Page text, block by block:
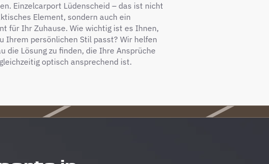
Einzelcarport Lüdenscheid – das ist nicht
Element, sondern auch ein
für Ihr Zuhause. Wie wichtig ist es Ihnen,
Ihrem persönlichen Stil passt? Wir helfen
die Lösung zu finden, die Ihre Ansprüche
optisch ansprechend ist.